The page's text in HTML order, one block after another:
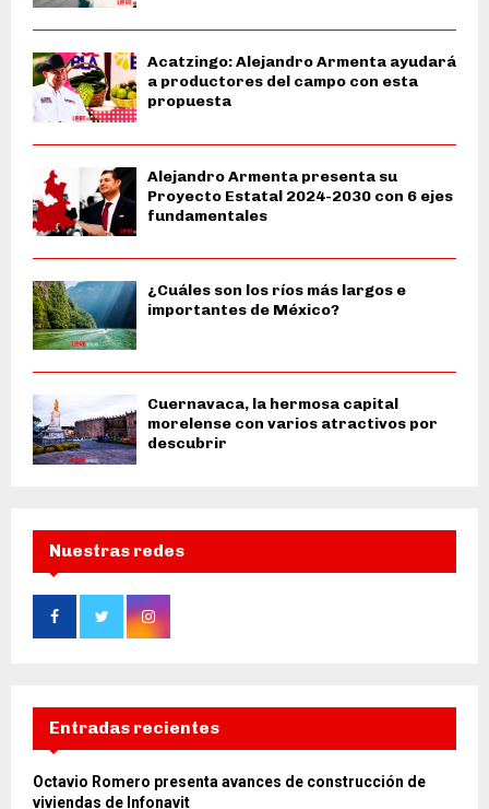
Acatzingo: Alejandro Armenta ayudará
a productores del campo con esta
propuesta
Alejandro Armenta presenta su
Proyecto Estatal 2024-2030 con 6 ejes
fundamentales
¿Cuáles son los ríos más largos e
importantes de México?
Cuernavaca, la hermosa capital
morelense con varios atractivos por
descubrir
Nuestras redes
Entradas recientes
Octavio Romero presenta avances de construcción de
viviendas de Infonavit